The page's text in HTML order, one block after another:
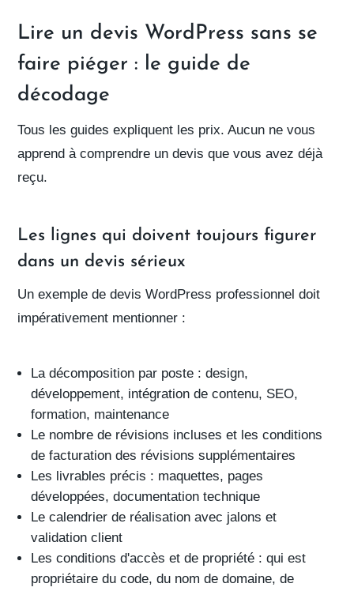
Lire un devis WordPress sans se
faire piéger : le guide de
décodage
Tous les guides expliquent les prix. Aucun ne vous
apprend àcomprendre un devis que vous avez déjà
reçu.
Les lignes qui doivent toujours figurer
dans un devis sérieux
Unexemple de devis WordPress professionnel doit
impérativement mentionner :
Ladécomposition par poste : design,
développement, intégration de contenu, SEO,
formation, maintenance
Le nombre de révisions incluses et les conditions
de facturation des révisions supplémentaires
Les livrables précis : maquettes, pages
développées, documentation technique
Lecalendrier de réalisation avec jalons et
validation client
Lesconditions d'accès et de propriété : qui est
propriétaire du code, du nom de domaine, de